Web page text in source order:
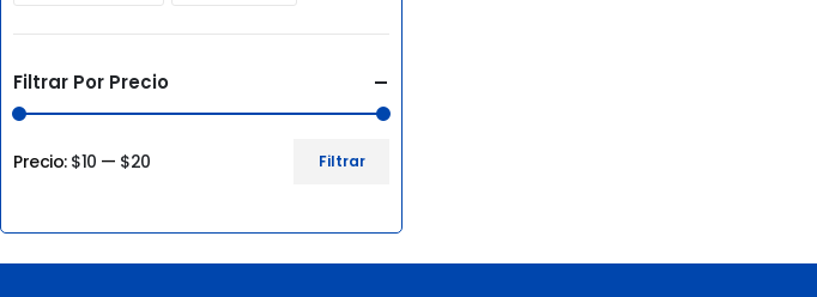
Filtrar Por Precio
Filtrar
Precio: $10 — $20